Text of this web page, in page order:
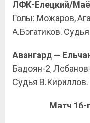
ЛФК-Елецкий/
Голы: Можаров,
А.Богатиков.
Авангард —
Бадоян-2,
Судья В.Кириллов.
Матч 16-